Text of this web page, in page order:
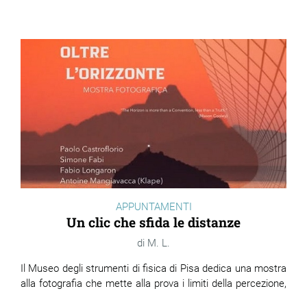
APPUNTAMENTI
Un clic che sfida le distanze
M. L.
Il Museo degli strumenti di fisica di Pisa dedica una mostra
alla fotografia che mette alla prova i limiti della percezione,